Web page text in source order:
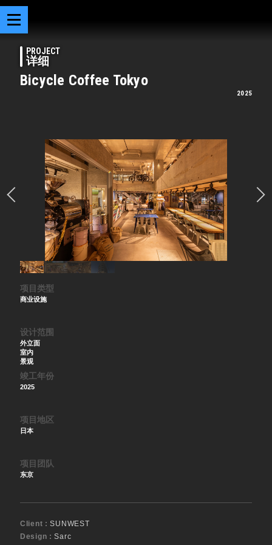
PROJECT
详细
Bicycle Coffee Tokyo
2025
项目类型
商业设施
设计范围
外立面
室内
景观
竣工年份
2025
项目地区
日本
项目团队
东京
Client :SUNWEST
Design :Sarc